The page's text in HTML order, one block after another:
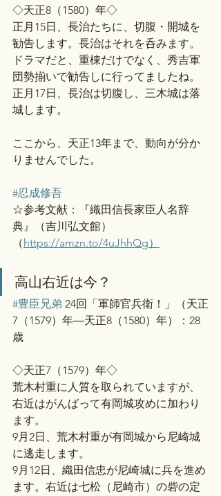
◇天正8（1580）年◇
正月15日、長治たちに、切腹・開城を
勧告します。長治はそれを呑みます。
ドラマだと、重棟だけでなく、秀吉軍
団勢揃いで勧告しに行ってましたね。
正月17日、長治は切腹し、三木城は落
城します。
ここから、天正13年まで、動向が分か
りませんでした。
#忍成修吾
☆参考文献：『織田信長家臣人名辞
典』（吉川弘文館）
（https://amzn.to/4uJhhQg）
高山右近は今？
#豊臣兄弟 24回「軍師官兵衛！」（天正
7（1579）年―天正8（1580）年）：28
歳
◇天正7（1579）年◇
荒木村重に人質を取られていますが、
右近はがんばって有岡城攻めに加わり
ます。
9月2日、荒木村重が有岡城から尼崎城
に逃走します。
9月12日、織田信忠が尼崎城に兵を進め
ます。右近は七松（尼崎市）の砦の定